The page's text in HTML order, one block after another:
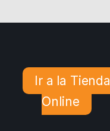
Ir a la Tienda
Online